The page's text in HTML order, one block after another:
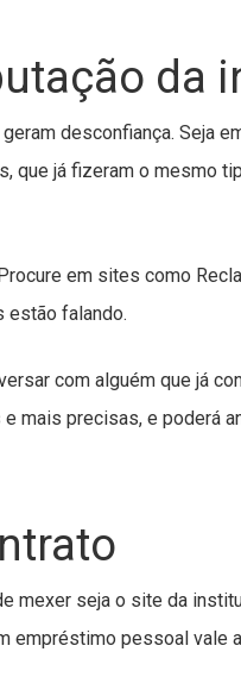
da
desconfiança. Seja
que já fizeram o mesmo
em sites como
estão falando.
com alguém que já
mais precisas, e poderá
mexer seja o site da
empréstimo pessoal vale